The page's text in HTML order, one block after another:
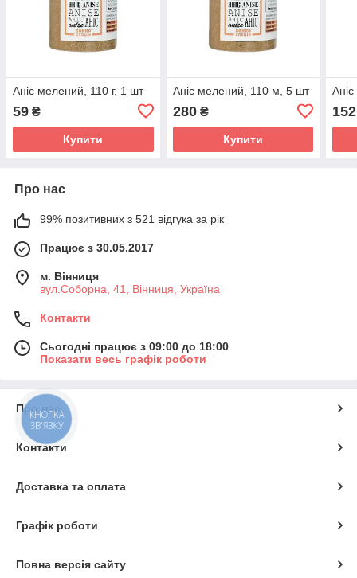
Аніс мелений, 110 г, 1 шт
59 ₴
Купити
Аніс мелений, 110 м, 5 шт
280₴
Купити
152
Про нас
99% позитивних з 521 відгука за рік
Працює з 30.05.2017
м. Вінниця
вул.Соборна, 41, Вінниця, Україна
Контакти
Сьогодні працює з 09:00 до 18:00
Показати весь графік роботи
Про нас
Контакти
Доставка та оплата
Графік роботи
Повна версія сайту
КНОПКА
ЗВ'ЯЗКУ